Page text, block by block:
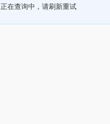
正在查询中，请刷新重试